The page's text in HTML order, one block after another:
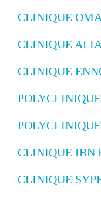
CLINIQUE
CLINIQUE ALIA
CLINIQUE
CLINIQUE IBN
CLINIQUE